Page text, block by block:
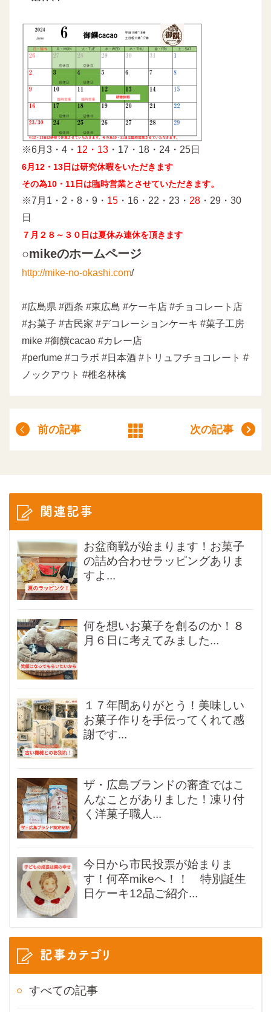
※6月3・4・ 12・13 ・17・18・24・25日
6月12・13日は研究休暇をいただきます
その為10・11日は臨時営業とさせていただきます。
※7月1・2・8・9・ 15 ・16・22・23・ 28 ・29・30
日
７月２８～３０日は夏休み連休を頂きます
○mikeのホームページ
http://mike-no-okashi.com/
#広島県 #西条 #東広島 #ケーキ店 #チョコレート店
#お菓子 #古民家 #デコレーションケーキ #菓子工房
mike #御饌cacao #カレー店
#perfume #コラボ #日本酒 #トリュフチョコレート #
ノックアウト #椎名林檎
前の記事 次の記事
関連記事
お盆商戦が始まります！お菓子
の詰め合わせラッピングありま
すよ...
何を想いお菓子を創るのか！８
月６日に考えてみました...
１７年間ありがとう！美味しい
お菓子作りを手伝ってくれて感
謝です...
ザ・広島ブランドの審査ではこ
んなことがありました！凍り付
く洋菓子職人...
今日から市民投票が始まりま
す！何卒mikeへ！！ 特別誕生
日ケーキ12品ご紹介...
記事カテゴリ
すべての記事